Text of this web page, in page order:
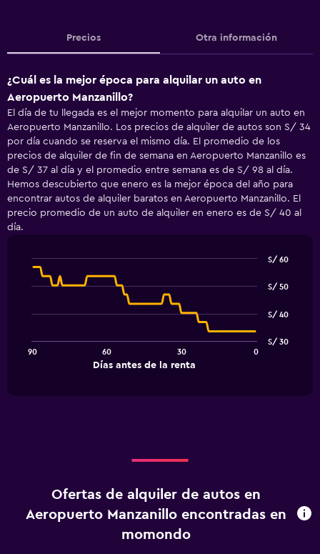
Precios Otra información
¿Cuál es la mejor época para alquilar un auto en
Aeropuerto Manzanillo?
El día de tu llegada es el mejor momento para alquilar un auto en
Aeropuerto Manzanillo. Los precios de alquiler de autos son S/ 34
por día cuando se reserva el mismo día. El promedio de los
precios de alquiler de fin de semana en Aeropuerto Manzanillo es
de S/ 37 al día y el promedio entre semana es de S/ 98 al día.
Hemos descubierto que enero es la mejor época del año para
encontrar autos de alquiler baratos en Aeropuerto Manzanillo. El
precio promedio de un auto de alquiler en enero es de S/ 40 al
día.
Line
chart
The
renta.
Range:
Chart
graphic.
Días antes de la renta
90 60 30 0
S/ 30
S/ 40
S/ 50
S/ 60
Ofertas de alquiler de autos en
Aeropuerto Manzanillo encontradas en
momondo